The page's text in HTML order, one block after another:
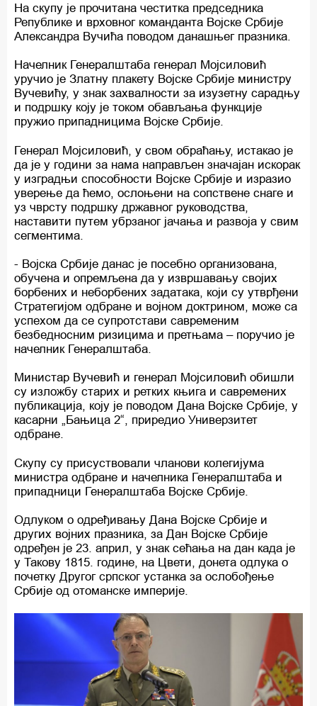
На скупу је прочитана честитка председника
Републике и врховног команданта Војске Србије
Александра Вучића поводом данашњег празника.
Начелник Генералштаба генерал Мојсиловић
уручио је Златну плакету Војске Србије министру
Вучевићу, у знак захвалности за изузетну сарадњу
и подршку коју је током обављања функције
пружио припадницима Војске Србије.
Генерал Мојсиловић, у свом обраћању, истакао је
да је у години за нама направљен значајан искорак
у изградњи способности Војске Србије и изразио
уверење да ћемо, ослоњени на сопствене снаге и
уз чврсту подршку државног руководства,
наставити путем убрзаног јачања и развоја у свим
сегментима.
- Војска Србије данас је посебно организована,
обучена и опремљена да у извршавању својих
борбених и неборбених задатака, који су утврђени
Стратегијом одбране и војном доктрином, може са
успехом да се супротстави савременим
безбедносним ризицима и претњама – поручио је
начелник Генералштаба.
Министар Вучевић и генерал Мојсиловић обишли
су изложбу старих и ретких књига и савремених
публикација, коју је поводом Дана Војске Србије, у
касарни „Бањица 2“, приредио Универзитет
одбране.
Скупу су присуствовали чланови колегијума
министра одбране и начелника Генералштаба и
припадници Генералштаба Војске Србије.
Одлуком о одређивању Дана Војске Србије и
других војних празника, за Дан Војске Србије
одређен је 23. април, у знак сећања на дан када је
у Такову 1815. године, на Цвети, донета одлука о
почетку Другог српског устанка за ослобођење
Србије од отоманске империје.